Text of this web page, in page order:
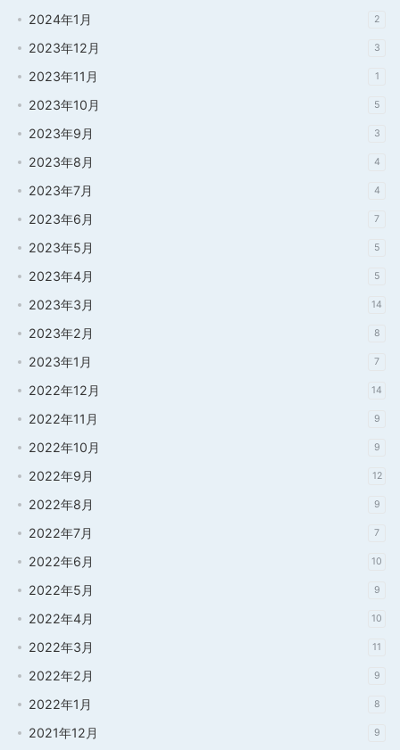
2024年1月 2
2023年12月 3
2023年11月 1
2023年10月 5
2023年9月 3
2023年8月 4
2023年7月 4
2023年6月 7
2023年5月 5
2023年4月 5
2023年3月 14
2023年2月 8
2023年1月 7
2022年12月 14
2022年11月 9
2022年10月 9
2022年9月 12
2022年8月 9
2022年7月 7
2022年6月 10
2022年5月 9
2022年4月 10
2022年3月 11
2022年2月 9
2022年1月 8
2021年12月 9